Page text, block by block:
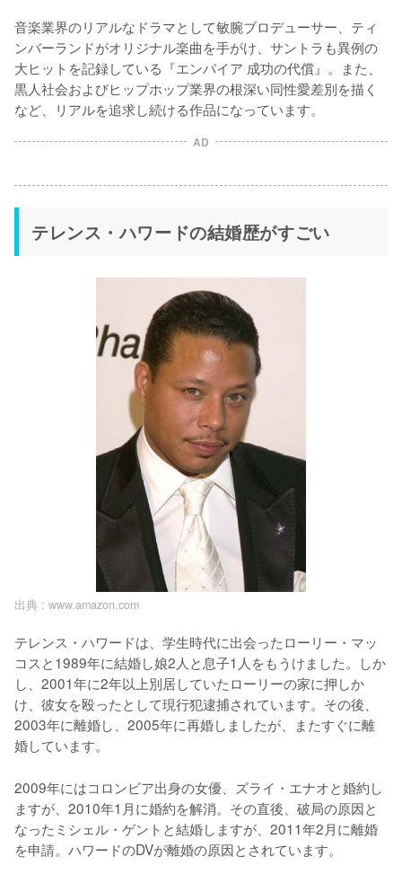
音楽業界のリアルなドラマとして敏腕ブロデューサー、ティ
ンバーランドがオリジナル楽曲を手がけ、サントラも異例の
大ヒットを記録している『エンパイア 成功の代償』。また、
黒人社会およびヒップホップ業界の根深い同性愛差別を描く
など、リアルを追求し続ける作品になっています。
AD
テレンス・ハワードの結婚歴がすごい
出典 : www.amazon.com
テレンス・ハワードは、学生時代に出会ったローリー・マッ
コスと1989年に結婚し娘2人と息子1人をもうけました。しか
し、2001年に2年以上別居していたローリーの家に押しか
け、彼女を殴ったとして現行犯逮捕されています。その後、
2003年に離婚し、2005年に再婚しましたが、またすぐに離
婚しています。
2009年にはコロンビア出身の女優、ズライ・エナオと婚約し
ますが、2010年1月に婚約を解消。その直後、破局の原因と
なったミシェル・ゲントと結婚しますが、2011年2月に離婚
を申請。ハワードのDVが離婚の原因とされています。